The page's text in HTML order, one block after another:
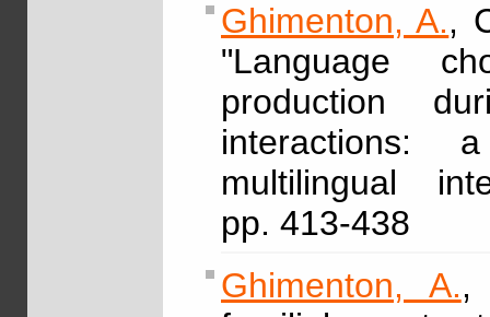
Ghimenton, A.,
"Language
production
interactions:
multilingual
pp. 413-438
Ghimenton, A.,